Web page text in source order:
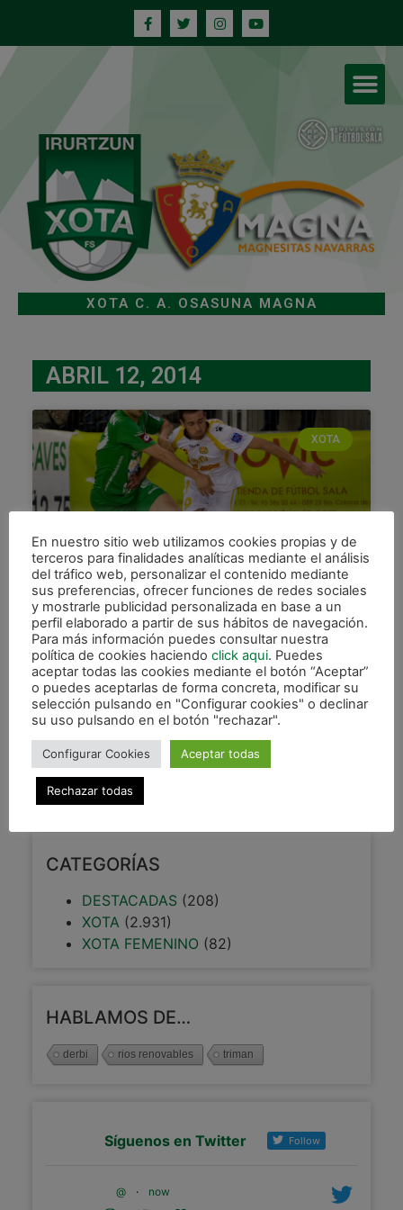
XOTA C. A. OSASUNA MAGNA
ABRIL 12, 2014
XOTA
Empate a 3 contra Marfil Santa
Coloma
Magna Xota consigió un punto en una pista que,
tradicionalmente, se le da bien al conjunto de
Imanol Arregui. En un partido lleno de alternativas
LEER MÁS »
12 abril, 2014
CATEGORÍAS
DESTACADAS (208)
XOTA (2.931)
XOTA FEMENINO (82)
HABLAMOS DE…
derbi rios renovables triman
Síguenos en Twitter Follow
@ ·
now
En nuestro sitio web utilizamos cookies propias y de
terceros para finalidades analíticas mediante el análisis
del tráfico web, personalizar el contenido mediante
sus preferencias, ofrecer funciones de redes sociales
y mostrarle publicidad personalizada en base a un
perfil elaborado a partir de sus hábitos de navegación.
Para más información puedes consultar nuestra
política de cookies haciendo click aqui. Puedes
aceptar todas las cookies mediante el botón “Aceptar”
o puedes aceptarlas de forma concreta, modificar su
selección pulsando en "Configurar cookies" o declinar
su uso pulsando en el botón "rechazar".
Configurar Cookies Aceptar todas
Rechazar todas